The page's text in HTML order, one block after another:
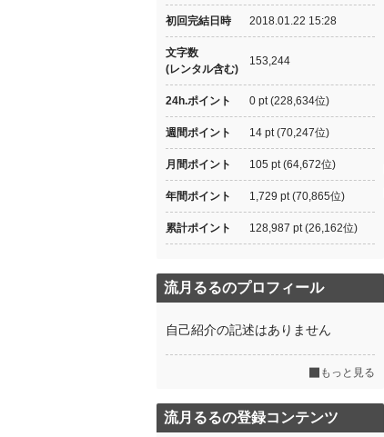
初回完結日時 2018.01.22 15:28
文字数
(レンタル含む)
153,244
24h.ポイント 0 pt (228,634位)
週間ポイント 14 pt (70,247位)
月間ポイント 105 pt (64,672位)
年間ポイント 1,729 pt (70,865位)
累計ポイント 128,987 pt (26,162位)
流月るるのプロフィール
自己紹介の記述はありません
もっと見る
流月るるの登録コンテンツ